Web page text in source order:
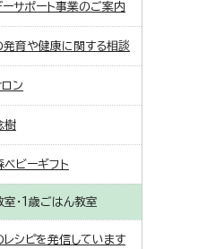
ーサポート事業のご案内
発育や健康に関する相談
ン
樹
ビーギフト
・1歳ごはん教室
レシピを発信しています